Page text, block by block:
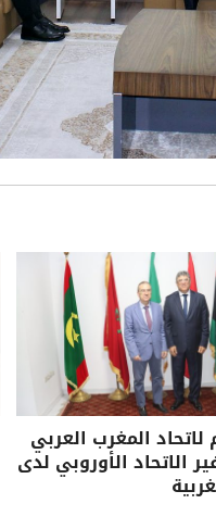
لاتحاد المغرب العربي
الاتحاد الأوروبي لدى